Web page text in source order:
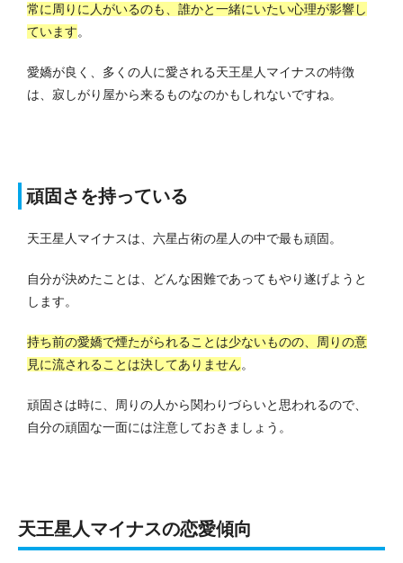
常に周りに人がいるのも、誰かと一緒にいたい心理が影響し
ています。
愛嬌が良く、多くの人に愛される天王星人マイナスの特徴
は、寂しがり屋から来るものなのかもしれないですね。
頑固さを持っている
天王星人マイナスは、六星占術の星人の中で最も頑固。
自分が決めたことは、どんな困難であってもやり遂げようと
します。
持ち前の愛嬌で煙たがられることは少ないものの、周りの意
見に流されることは決してありません。
頑固さは時に、周りの人から関わりづらいと思われるので、
自分の頑固な一面には注意しておきましょう。
天王星人マイナスの恋愛傾向